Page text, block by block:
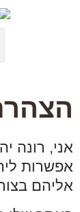
אני, רונה
אפשרות
אליהם